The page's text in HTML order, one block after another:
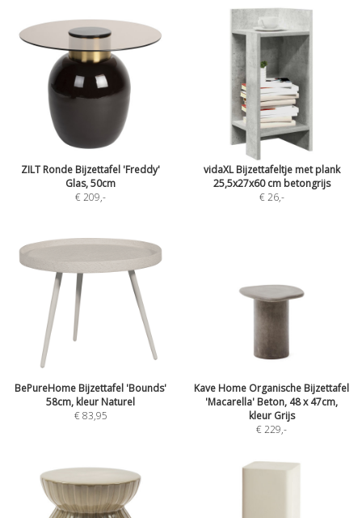
ZILT Ronde Bijzettafel 'Freddy'
Glas, 50cm
€ 209,-
vidaXL Bijzettafeltje met plank
25,5x27x60 cm betongrijs
€ 26,-
BePureHome Bijzettafel 'Bounds'
58cm, kleur Naturel
€ 83,95
Kave Home Organische Bijzettafel
'Macarella' Beton, 48 x 47cm,
kleur Grijs
€ 229,-